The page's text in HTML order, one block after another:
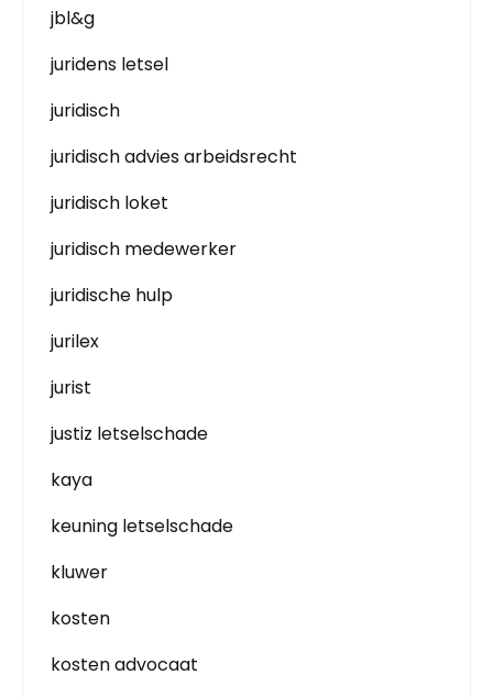
jbl&g
juridens letsel
juridisch
juridisch advies arbeidsrecht
juridisch loket
juridisch medewerker
juridische hulp
jurilex
jurist
justiz letselschade
kaya
keuning letselschade
kluwer
kosten
kosten advocaat